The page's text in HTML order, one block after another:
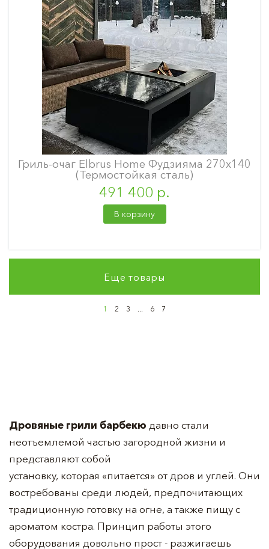
Гриль-очаг Elbrus Home Фудзияма 270х140
(Термостойкая сталь)
491 400 р.
В корзину
Еще товары
1 2 3 ... 6 7
Дровяные грили барбекю давно стали
неотъемлемой частью загородной жизни и
представляют собой
установку, которая «питается» от дров и углей. Они
востребованы среди людей, предпочитающих
традиционную готовку на огне, а также пищу с
ароматом костра. Принцип работы этого
оборудования довольно прост - разжигаешь